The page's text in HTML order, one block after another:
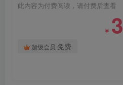
此内容为付费阅读，请付费后查看
￥ 3
超级会员 免费